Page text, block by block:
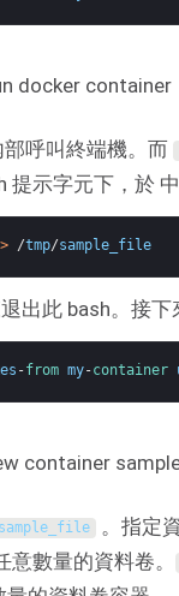
呼叫終端機。而
提示字元下，於
> /tmp/sample_file
出此 bash。接下
-from my-container
sample_file 。指定
數量的資料卷。